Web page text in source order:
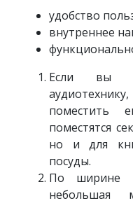
удобство
внутреннее
Если вы
поместить
поместятся
но и для
посуды.
По ширине
небольшая